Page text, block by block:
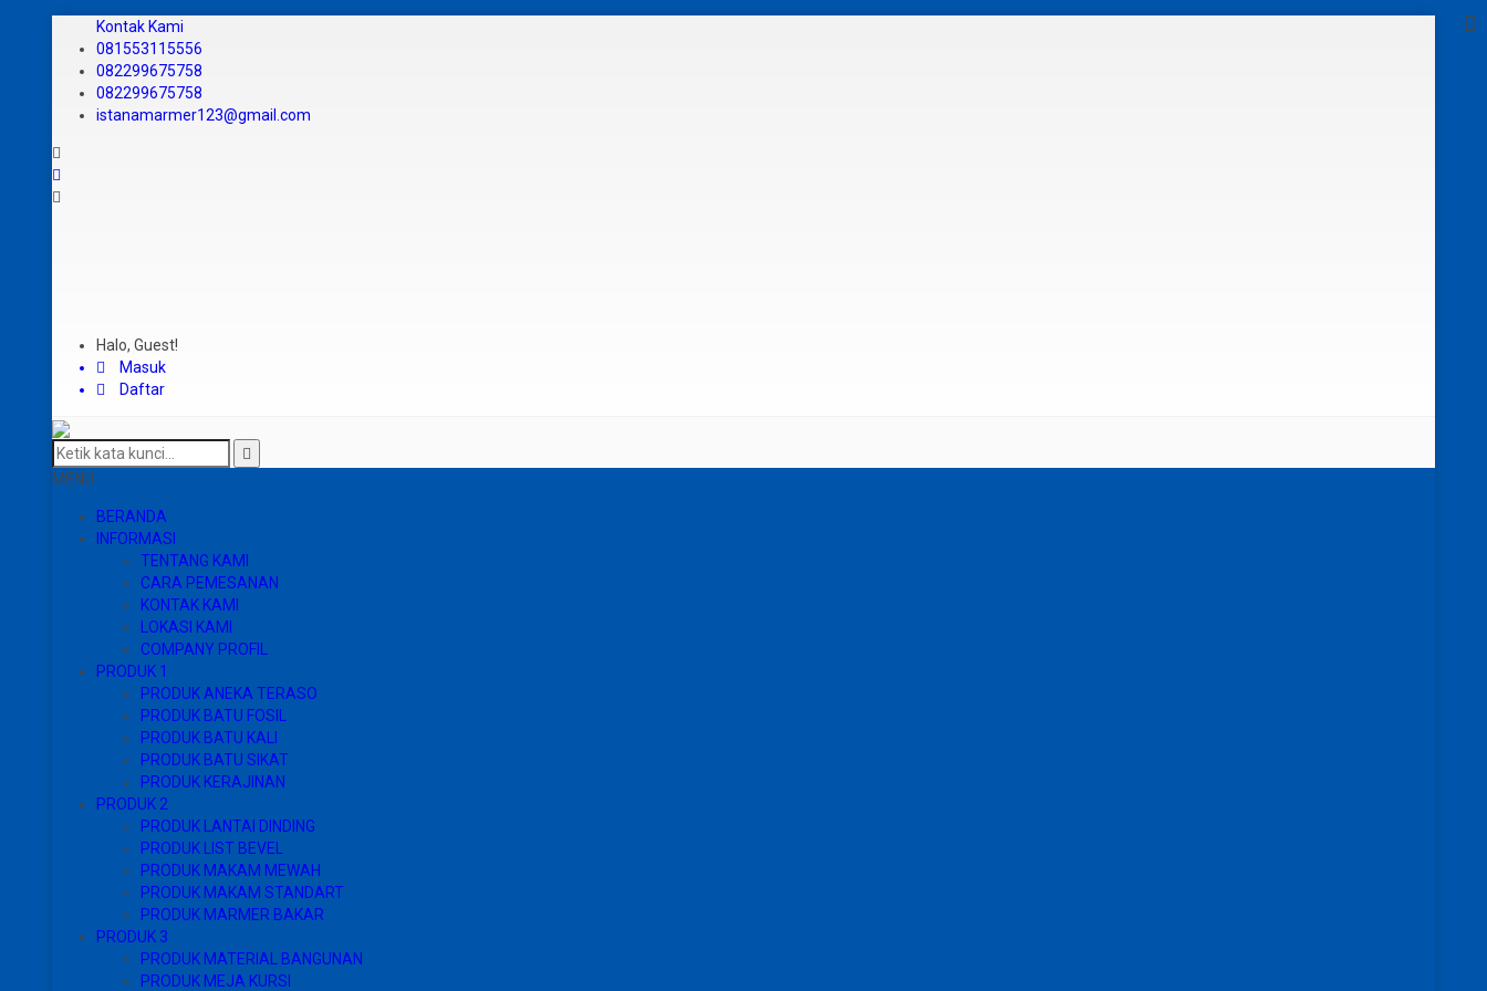
Kontak Kami
081553115556
082299675758
082299675758
istanamarmer123@gmail.com
Halo, Guest!
Masuk
Daftar
MENU
BERANDA
INFORMASI
TENTANG KAMI
CARA PEMESANAN
KONTAK KAMI
LOKASI KAMI
COMPANY PROFIL
PRODUK 1
PRODUK ANEKA TERASO
PRODUK BATU FOSIL
PRODUK BATU KALI
PRODUK BATU SIKAT
PRODUK KERAJINAN
PRODUK 2
PRODUK LANTAI DINDING
PRODUK LIST BEVEL
PRODUK MAKAM MEWAH
PRODUK MAKAM STANDART
PRODUK MARMER BAKAR
PRODUK 3
PRODUK MATERIAL BANGUNAN
PRODUK MEJA KURSI